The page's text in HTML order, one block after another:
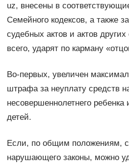
uz, внесены в
Семейного кодексов, а также
судебных актов и актов
всего, ударят по карману
Во-первых, увеличен
штрафа за неуплату средств
несовершеннолетнего ребенка
детей.
Если, по общим положениям, с
нарушающего законы, можно